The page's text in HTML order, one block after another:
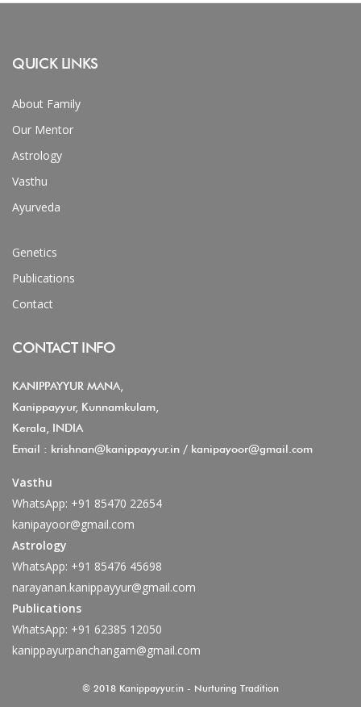
QUICK LINKS
About Family
Our Mentor
Astrology
Vasthu
Ayurveda
Genetics
Publications
Contact
CONTACT INFO
KANIPPAYYUR MANA,
Kanippayyur, Kunnamkulam,
Kerala, INDIA
Email : krishnan@kanippayyur.in / kanipayoor@gmail.com
Vasthu
WhatsApp: +91 85470 22654
kanipayoor@gmail.com
Astrology
WhatsApp: +91 85476 45698
narayanan.kanippayyur@gmail.com
Publications
WhatsApp: +91 62385 12050
kanippayurpanchangam@gmail.com
© 2018 Kanippayyur.in - Nurturing Tradition